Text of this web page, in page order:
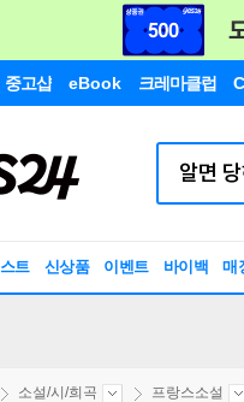
중고샵 eBook 크레마클럽
트 신상품 이벤트 바이백 매
소설/시/희곡 프랑스소설